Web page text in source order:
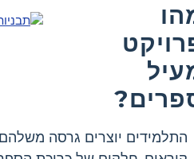
התלמידים יוצרים גרסה